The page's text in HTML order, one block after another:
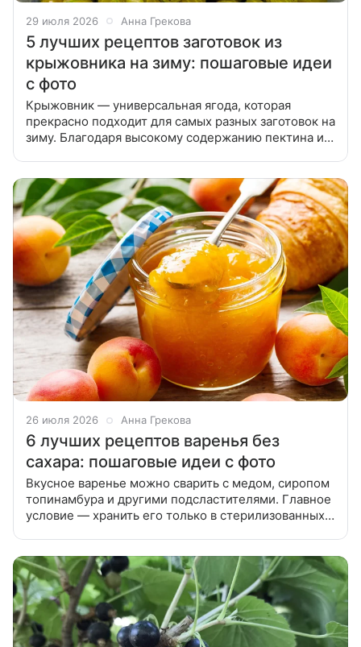
29 июля 2026 Анна Грекова
5 лучших рецептов заготовок из
крыжовника на зиму: пошаговые идеи
с фото
Крыжовник — универсальная ягода, которая
прекрасно подходит для самых разных заготовок на
зиму. Благодаря высокому содержанию пектина и
26 июля 2026 Анна Грекова
6 лучших рецептов варенья без
сахара: пошаговые идеи с фото
Вкусное варенье можно сварить с медом, сиропом
топинамбура и другими подсластителями. Главное
условие — хранить его только в стерилизованных